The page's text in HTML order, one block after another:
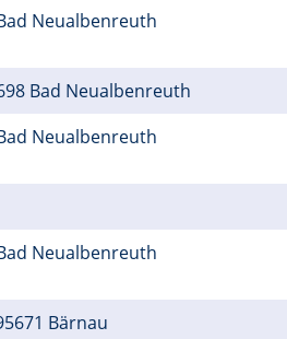
Neualbenreuth
Bad Neualbenreuth
Neualbenreuth
Neualbenreuth
Bärnau